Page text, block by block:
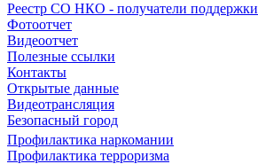
Реестр СО НКО - получатели поддержки
Фотоотчет
Видеоотчет
Полезные ссылки
Контакты
Открытые данные
Видеотрансляция
Безопасный город
Профилактика наркомании
Профилактика терроризма